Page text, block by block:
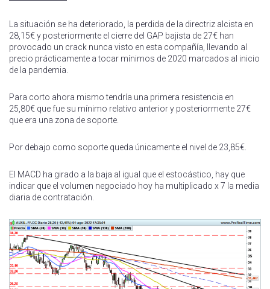
La situación se ha deteriorado, la perdida de la directriz alcista en
28,15€ y posteriormente el cierre del GAP bajista de 27€ han
provocado un crack nunca visto en esta compañía, llevando al
precio prácticamente a tocar mínimos de 2020 marcados al inicio
de la pandemia.
Para corto ahora mismo tendría una primera resistencia en
25,80€ que fue su mínimo relativo anterior y posteriormente 27€
que era una zona de soporte.
Por debajo como soporte queda únicamente el nivel de 23,85€.
El MACD ha girado a la baja al igual que el estocástico, hay que
indicar que el volumen negociado hoy ha multiplicado x 7 la media
diaria de contratación.